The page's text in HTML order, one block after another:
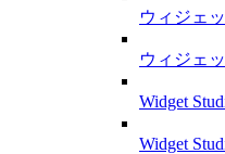
ウィジェ
ウィジェ
Widget
Widget